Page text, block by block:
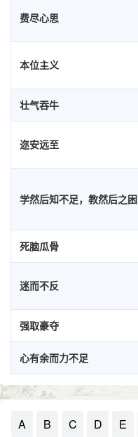
费尽心思
本位主义
壮气吞牛
迩安远至
学然后知不足，教然后之困
死脑瓜骨
迷而不反
强取豪夺
心有余而力不足
A B C D E